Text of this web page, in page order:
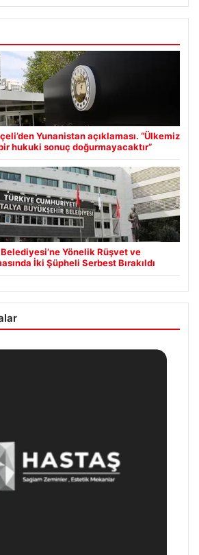
Yunanistan açıklaması. “Ülkemiz
hukuki sonuç doğurmayacaktır”
Yönelik Rüşvet ve
İki Şüpheli Serbest Bırakıldı